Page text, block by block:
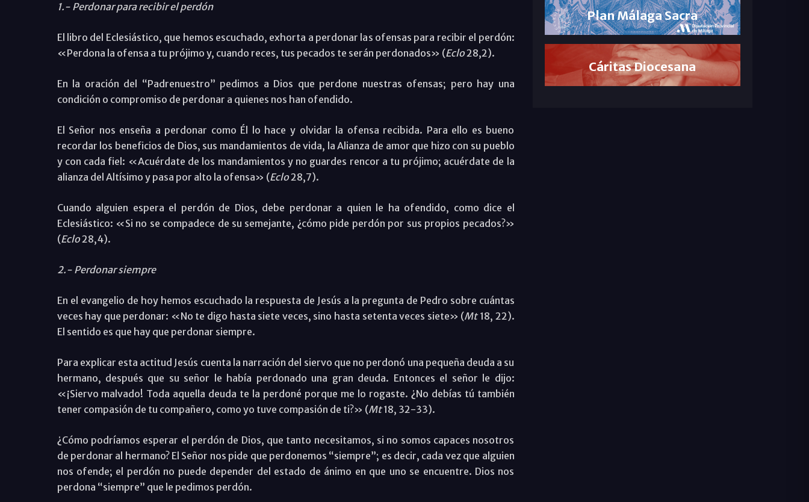
1.- Perdonar para recibir el perdón
El libro del Eclesiástico, que hemos escuchado, exhorta a perdonar las ofensas para recibir el perdón:
«Perdona la ofensa a tu prójimo y, cuando reces, tus pecados te serán perdonados» (Eclo28,2).
En la oración del “Padrenuestro” pedimos a Dios que perdone nuestras ofensas; pero hay una
condición o compromiso de perdonar a quienes nos han ofendido.
El Señor nos enseña a perdonar como Él lo hace y olvidar la ofensa recibida. Para ello es bueno
recordar los beneficios de Dios, sus mandamientos de vida, la Alianza de amor que hizo con su pueblo
y con cada fiel: «Acuérdate de los mandamientos y no guardes rencor a tu prójimo; acuérdate de la
alianza del Altísimo y pasa por alto la ofensa» (Eclo28,7).
Cuando alguien espera el perdón de Dios, debe perdonar a quien le ha ofendido, como dice el
Eclesiástico: «Si no se compadece de su semejante, ¿cómo pide perdón por sus propios pecados?»
(Eclo28,4).
2.- Perdonar siempre
En el evangelio de hoy hemos escuchado la respuesta de Jesús a la pregunta de Pedro sobre cuántas
veces hay que perdonar: «No te digo hasta siete veces, sino hasta setenta veces siete» (Mt18, 22).
El sentido es que hay que perdonar siempre.
Para explicar esta actitud Jesús cuenta la narración del siervo que no perdonó una pequeña deuda a su
hermano, después que su señor le había perdonado una gran deuda. Entonces el señor le dijo:
«¡Siervo malvado! Toda aquella deuda te la perdoné porque me lo rogaste. ¿No debías tú también
tener compasión de tu compañero, como yo tuve compasión de ti?» (Mt18, 32-33).
¿Cómo podríamos esperar el perdón de Dios, que tanto necesitamos, si no somos capaces nosotros
de perdonar al hermano? El Señor nos pide que perdonemos “siempre”; es decir, cada vez que alguien
nos ofende; el perdón no puede depender del estado de ánimo en que uno se encuentre. Dios nos
perdona “siempre” que le pedimos perdón.
Plan Málaga Sacra
Cáritas Diocesana